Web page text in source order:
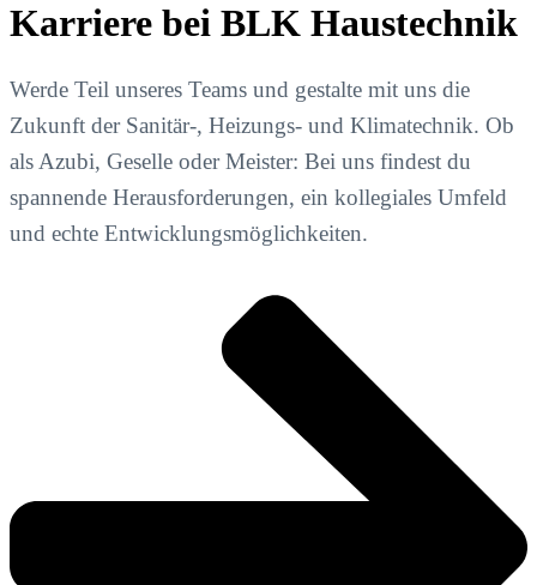
Karriere bei BLK Haustechnik
Werde Teil unseres Teams und gestalte mit uns die
Zukunft der Sanitär-, Heizungs- und Klimatechnik. Ob
als Azubi, Geselle oder Meister: Bei uns findest du
spannende Herausforderungen, ein kollegiales Umfeld
und echte Entwicklungsmöglichkeiten.